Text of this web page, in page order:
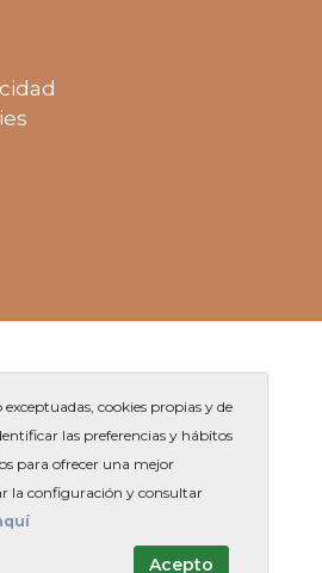
Balmes s/n
263 91 00
cookies propias y de
las preferencias y hábitos
para ofrecer una mejor
la configuración y consultar
Acepto